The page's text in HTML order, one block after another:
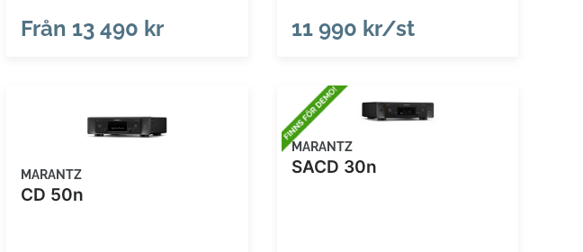
Från 13 490 kr 11 990 kr/st
MARANTZ
CD 50n
MARANTZ
SACD 30n